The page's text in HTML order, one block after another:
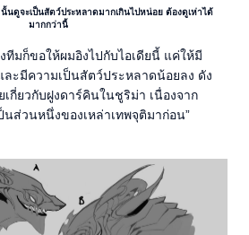
นดูจะเป็นสัตว์ประหลาดมากเกินไปหน่อย ต้องดูเห่าได้
มากกว่านี้
ทีมก็ขอให้ผมอิงไปกับไอเดียนี้ แค่ให้มี
ะมีความเป็นสัตว์ประหลาดน้อยลง ดัง
เกี่ยวกับฝูงดาร์คินในชูริม่า เนื่องจาก
ส่วนหนึ่งของเหล่าเทพจุติมาก่อน”